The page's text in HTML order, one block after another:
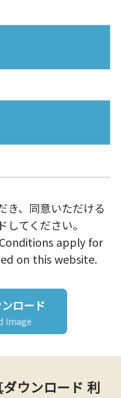
き、同意いただける
てください。
apply for
on this website.
ロード
image
ウンロード 利